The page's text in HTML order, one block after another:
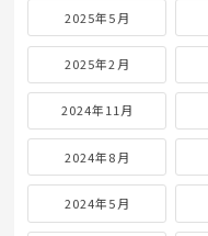
2025年5月
2025年2月
2024年11月
2024年8月
2024年5月